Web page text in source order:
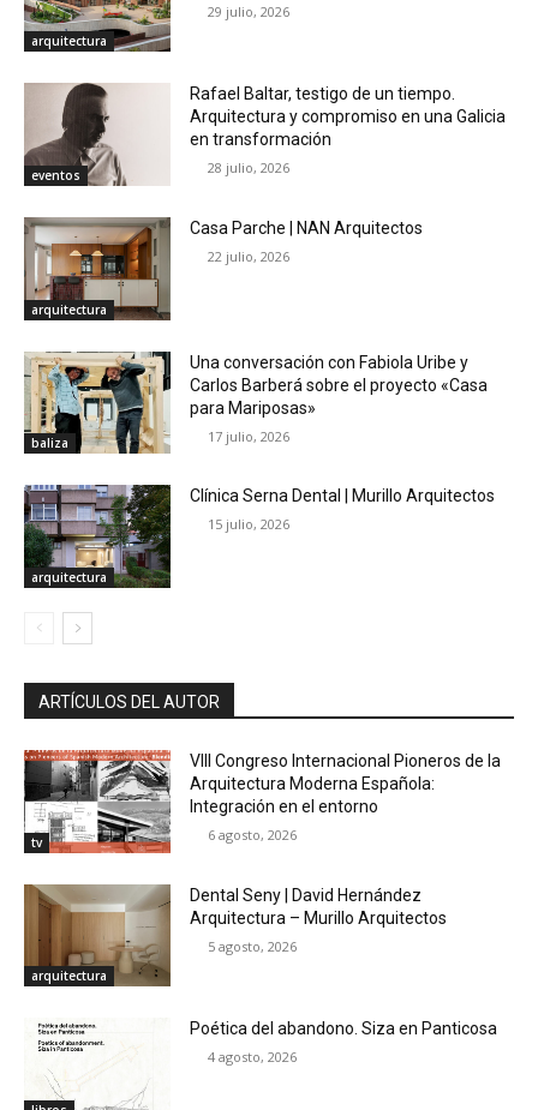
arquitectura
29 julio, 2026
eventos
Rafael Baltar, testigo de un tiempo.
Arquitectura y compromiso en una Galicia
en transformación
28 julio, 2026
arquitectura
Casa Parche | NAN Arquitectos
22 julio, 2026
baliza
Una conversación con Fabiola Uribe y
Carlos Barberá sobre el proyecto «Casa
para Mariposas»
17 julio, 2026
arquitectura
Clínica Serna Dental | Murillo Arquitectos
15 julio, 2026
ARTÍCULOS DEL AUTOR
tv
VIII Congreso Internacional Pioneros de la
Arquitectura Moderna Española:
Integración en el entorno
6 agosto, 2026
arquitectura
Dental Seny | David Hernández
Arquitectura – Murillo Arquitectos
5 agosto, 2026
Poética del abandono. Siza en Panticosa
4 agosto, 2026